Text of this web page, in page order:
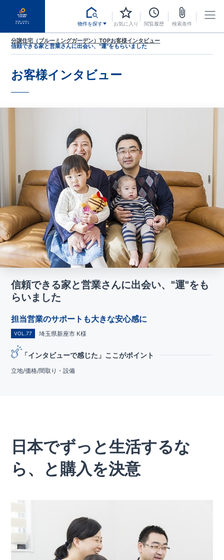
物件を探す お気に入り 閲覧履歴 検索条件
分譲住宅（ブルーミングガーデン）TOPお客様インタビュー
信頼できる家と営業さんに出会い、"運"をもらいました
お客様インタビュー
信頼できる家と営業さんに出会い、"運"をも
らいました
担当営業のサポートも大きな安心感に
VOL.77 埼玉県新座市 K様
「インタビューで感じた」ここがポイント
立地/価格/間取り・設備
日本でずっと生活するな
ら、と購入を決意